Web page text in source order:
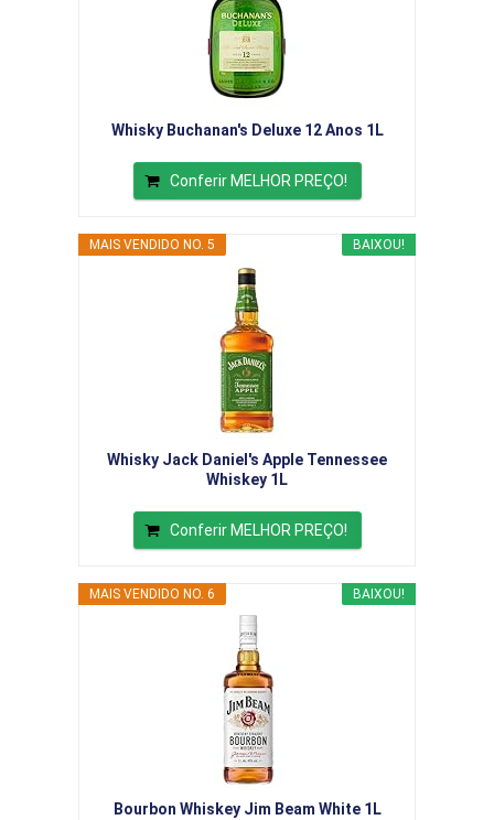
Whisky Buchanan's Deluxe 12 Anos 1L
Conferir MELHOR PREÇO!
BAIXOU!
MAIS VENDIDO NO. 5
Whisky Jack Daniel's Apple Tennessee
Whiskey 1L
Conferir MELHOR PREÇO!
BAIXOU!
MAIS VENDIDO NO. 6
Bourbon Whiskey Jim Beam White 1L